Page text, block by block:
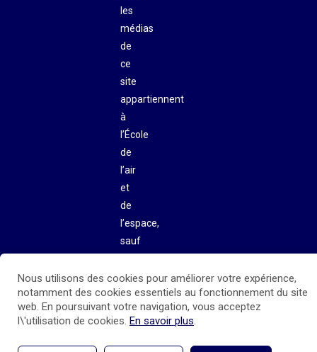
les
médias
de
ce
site
appartiennent
à
l’École
de
l’air
et
de
l’espace,
sauf
contraire.
Nous utilisons des cookies pour améliorer votre expérience,
notamment des cookies essentiels au fonctionnement du site
web. En poursuivant votre navigation, vous acceptez
l\'utilisation de cookies. En savoir plus.